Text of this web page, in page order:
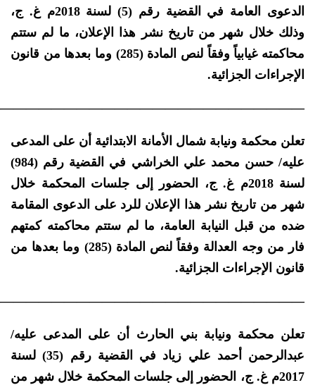
الدعوى العامة في القضية رقم (5) لسنة 2018م غ. ج،
وذلك خلال شهر من تاريخ نشر هذا الإعلان، ما لم ستتم
محاكمته غيابياً وفقاً لنص المادة (285) وما بعدها من قانون
الإجراءات الجزائية.
تعلن محكمة ونيابة شمال الأمانة الابتدائية أن على المدعى
عليه/ حسن محمد علي الخراشي في القضية رقم (984)
لسنة 2018م غ. ج، الحضور إلى جلسات المحكمة خلال
شهر من تاريخ نشر هذا الإعلان للرد على الدعوى المقامة
ضده من قبل النيابة العامة، ما لم ستتم محاكمته كمتهم
فار من وجه العدالة وفقاً لنص المادة (285) وما بعدها من
قانون الإجراءات الجزائية.
تعلن محكمة ونيابة بني الحارث أن على المدعى عليه/
عبدالرحمن أحمد علي زياد في القضية رقم (35) لسنة
2017م غ. ج، الحضور إلى جلسات المحكمة خلال شهر من